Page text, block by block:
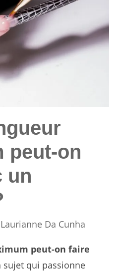
peut-on
un
Laurianne Da Cunha
peut-on faire
sujet qui passionne